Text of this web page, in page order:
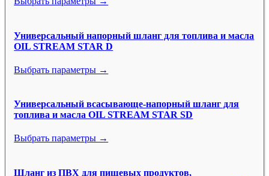
Универсальный напорный шланг для топлива и масла
OIL STREAM STAR D
Выбрать параметры →
Универсальный всасывающе-напорный шланг для
топлива и масла OIL STREAM STAR SD
Выбрать параметры →
Шланг из ПВХ для пищевых продуктов,